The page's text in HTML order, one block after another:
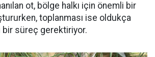
ot, bölge halkı için önemli bir
toplanması ise oldukça
süreç gerektiriyor.